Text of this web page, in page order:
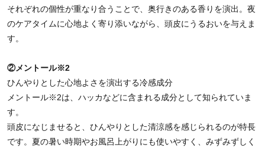
それぞれの個性が重なり合うことで、奥行きのある香りを演出。夜
のケアタイムに心地よく寄り添いながら、頭皮にうるおいを与えま
す。
②メントール※2
ひんやりとした心地よさを演出する冷感成分
メントール※2は、ハッカなどに含まれる成分として知られていま
す。
頭皮になじませると、ひんやりとした清涼感を感じられるのが特長
です。夏の暑い時期やお風呂上がりにも使いやすく、みずみずしく